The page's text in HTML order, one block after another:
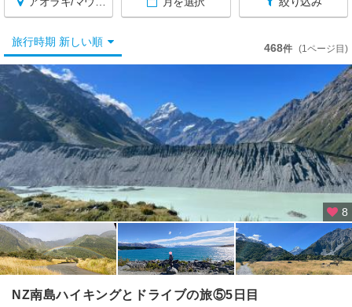
る
★
ア
ラ
マ
ン
ト
ク
ッ
ク
国
公
旅行時期 新しい順 468件 (1ページ目)
8
NZ南島ハイキングとドライブの旅⑤5日目